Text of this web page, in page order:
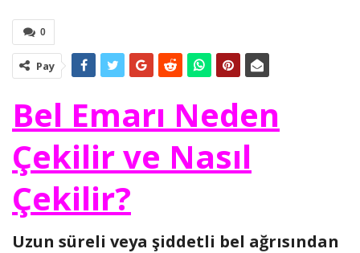
0
Pay
Bel Emarı Neden
Çekilir ve Nasıl
Çekilir?
Uzun süreli veya şiddetli bel ağrısından